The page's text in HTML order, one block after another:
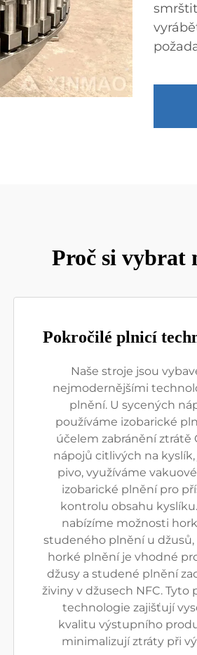
Proč si vybrat
Pokročilé plnicí
Naše stroje jsou
nejmodernějšími
plnění. U sycených
používáme izobarické
účelem zabránění ztrátě
nápojů citlivých na kyslík,
pivo, využíváme
izobarické plnění pro
kontrolu obsahu
nabízíme možnosti
studeného plnění u
horké plnění je vhodné
džusy a studené plnění
živiny v džusech NFC. Tyto
technologie zajišťují
kvalitu výstupního
minimalizují ztráty při